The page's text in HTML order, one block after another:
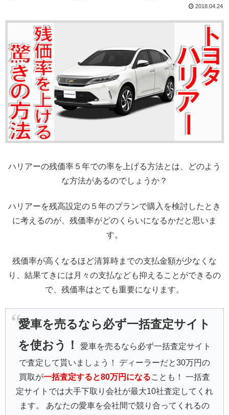
2018.04.24
ハリアーの残価率５年での率を上げる方法とは、どのよう
な方法があるのでしょうか？
ハリアーを残高設定の５年のプランで購入を検討したとき
に考えるのが、残価率がどのくらいになるかだと思いま
す。
残価率が高くなるほど清算時までの支払金額が少なくな
り、結果てきには月々の支払なども抑えることができるの
で、残価率はとても重要になります。
愛車を売るなら必ず一括査定サイト
を使おう！
愛車を売るなら必ず一括査定サイト
で査定して貰いましょう！ ディーラーだと30万円の
買取が一括査定すると80万円になることも！ 一括査
定サイトでは大手下取り会社が最大10社査定してくれ
ます。 あなたの愛車を会社間で競り合ってくれるの